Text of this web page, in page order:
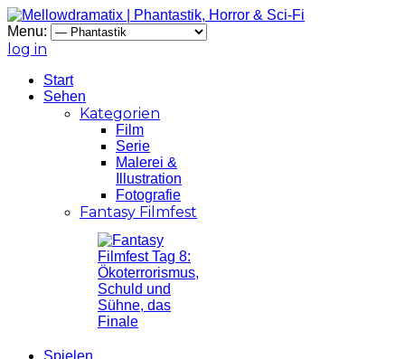
Menu:
log in
Start
Sehen
Kategorien
Film
Serie
Malerei &
Illustration
Fotografie
Fantasy Filmfest
Spielen